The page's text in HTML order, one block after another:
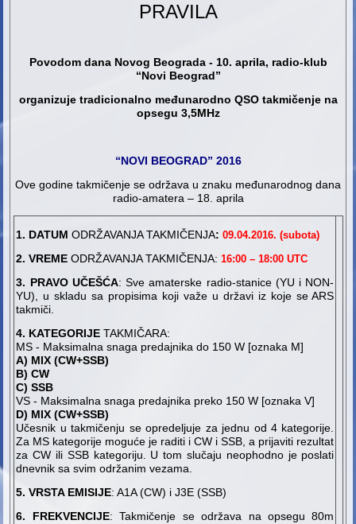
PRAVILA
Povodom dana Novog Beograda - 10. aprila, radio-klub
“Novi Beograd”
organizuje tradicionalno međunarodno QSO takmičenje na
opsegu 3,5MHz
“NOVI BEOGRAD” 2016
Ove godine takmičenje se održava u znaku međunarodnog dana
radio-amatera – 18. aprila
1. DATUM ODRŽAVANJA TAKMIČENJA: 09.04.2016. (subota)
2. VREME ODRŽAVANJA TAKMIČENJA:16:00 – 18:00 UTC
3. PRAVO UČEŠĆA: Sve amaterske radio-stanice (YU i NON-
YU), u skladu sa propisima koji važe u državi iz koje se ARS
takmiči.
4. KATEGORIJE TAKMIČARA:
MS - Maksimalna snaga predajnika do 150 W [oznaka M]
A) MIX (CW+SSB)
B) CW
C) SSB
VS - Maksimalna snaga predajnika preko 150 W [oznaka V]
D) MIX (CW+SSB)
Učesnik u takmičenju se opredeljuje za jednu od 4 kategorije.
Za MS kategorije moguće je raditi i CW i SSB, a prijaviti rezultat
za CW ili SSB kategoriju. U tom slučaju neophodno je poslati
dnevnik sa svim održanim vezama.
5. VRSTA EMISIJE: A1A (CW) i J3E (SSB)
6. FREKVENCIJE: Takmičenje se održava na opsegu 80m